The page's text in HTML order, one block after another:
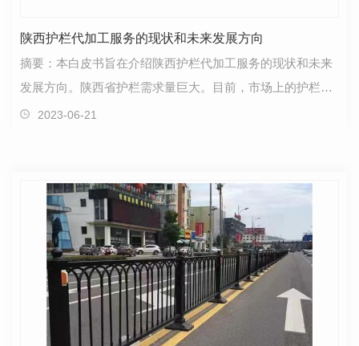
陕西护栏代加工服务的现状和未来发展方向
摘要：本白皮书旨在介绍陕西护栏代加工服务的现状和未来
发展方向。陕西省护栏需求量巨大。目前，市场上的护栏产
品的质量和价格参差不齐，加工效率低下，急需提升。…
2023-06-21